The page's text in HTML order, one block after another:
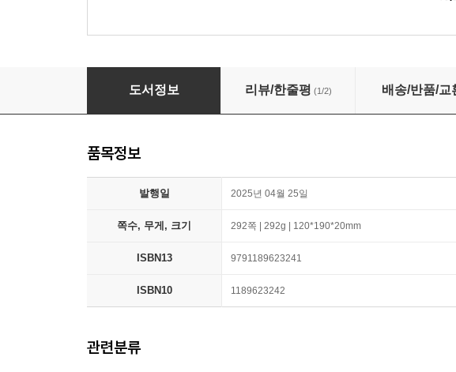
여자는 죽지 않았다
도서정보 리뷰/한줄평 (1/2) 배송/반품/교
품목정보
발행일 2025년 04월 25일
쪽수, 무게, 크기 292쪽 | 292g | 120*190*20mm
ISBN13 9791189623241
ISBN10 1189623242
관련분류